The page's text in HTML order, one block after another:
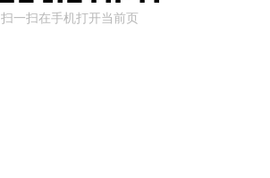
扫一扫在手机打开当前页